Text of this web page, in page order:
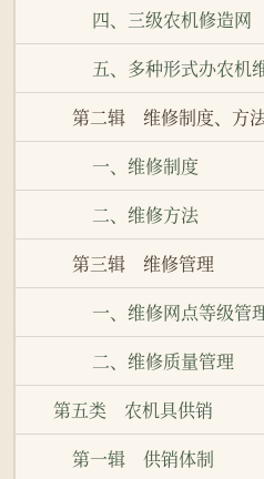
四、三级农机修造网
五、多种形式办农机
第二辑 维修制度、方
一、维修制度
二、维修方法
第三辑 维修管理
一、维修网点等级管
二、维修质量管理
第五类 农机具供销
第一辑 供销体制